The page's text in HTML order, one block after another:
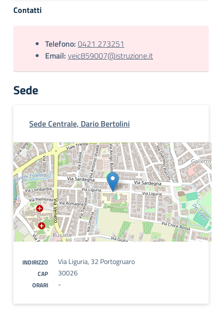
Contatti
Telefono: 0421 273251
Email: veic859007@istruzione.it
Sede
Sede Centrale, Dario Bertolini
INDIRIZZO Via Liguria, 32 Portogruaro
CAP 30026
ORARI -